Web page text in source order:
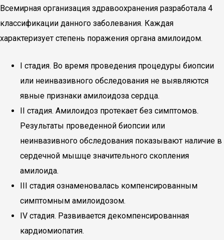
Всемирная организация здравоохранения разработала 4
классификации данного заболевания. Каждая
характеризует степень поражения органа амилоидом.
I стадия. Во время проведения процедуры биопсии
или неинвазивного обследования не выявляются
явные признаки амилоидоза сердца.
II стадия. Амилоидоз протекает без симптомов.
Результаты проведенной биопсии или
неинвазивного обследования показывают наличие в
сердечной мышце значительного скопления
амилоида.
III стадия ознаменовалась компенсированным
симптомным амилоидозом.
IV стадия. Развивается декомпенсированная
кардиомиопатия.